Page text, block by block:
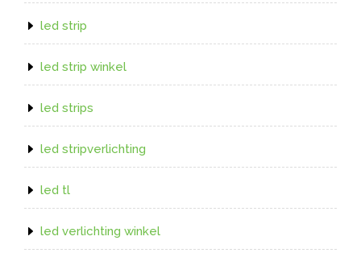
led strip
led strip winkel
led strips
led stripverlichting
led tl
led verlichting winkel